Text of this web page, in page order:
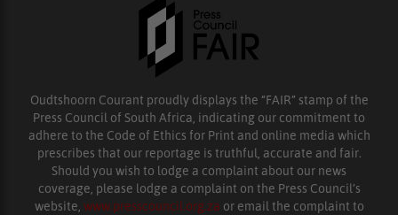
Oudtshoorn Courant proudly displays the “FAIR” stamp of the
Press Council of South Africa, indicating our commitment to
adhere to the Code of Ethics for Print and online media which
prescribes that our reportage is truthful, accurate and fair.
Should you wish to lodge a complaint about our news
coverage, please lodge a complaint on the Press Council’s
website, www.presscouncil.org.za or email the complaint to